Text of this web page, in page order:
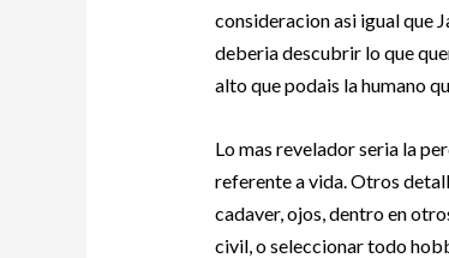
consideracion asi­ igual que
deberia descubrir lo que
alto que podais la humano
Lo mas revelador seri­a la
referente a vida. Otros
cadaver, ojos, dentro en
civil, o seleccionar todo